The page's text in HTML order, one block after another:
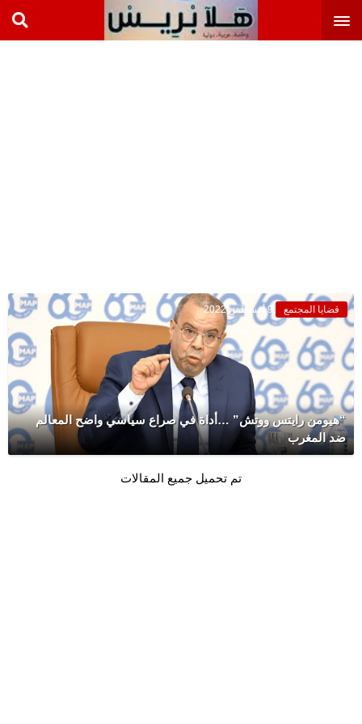
قضايا المجتمع 9 أغسطس 2022
“هيومن رايتس ووتش” …أداة في صراع سياسي واضح المعالم
ضد المغرب
تم تحميل جميع المقالات